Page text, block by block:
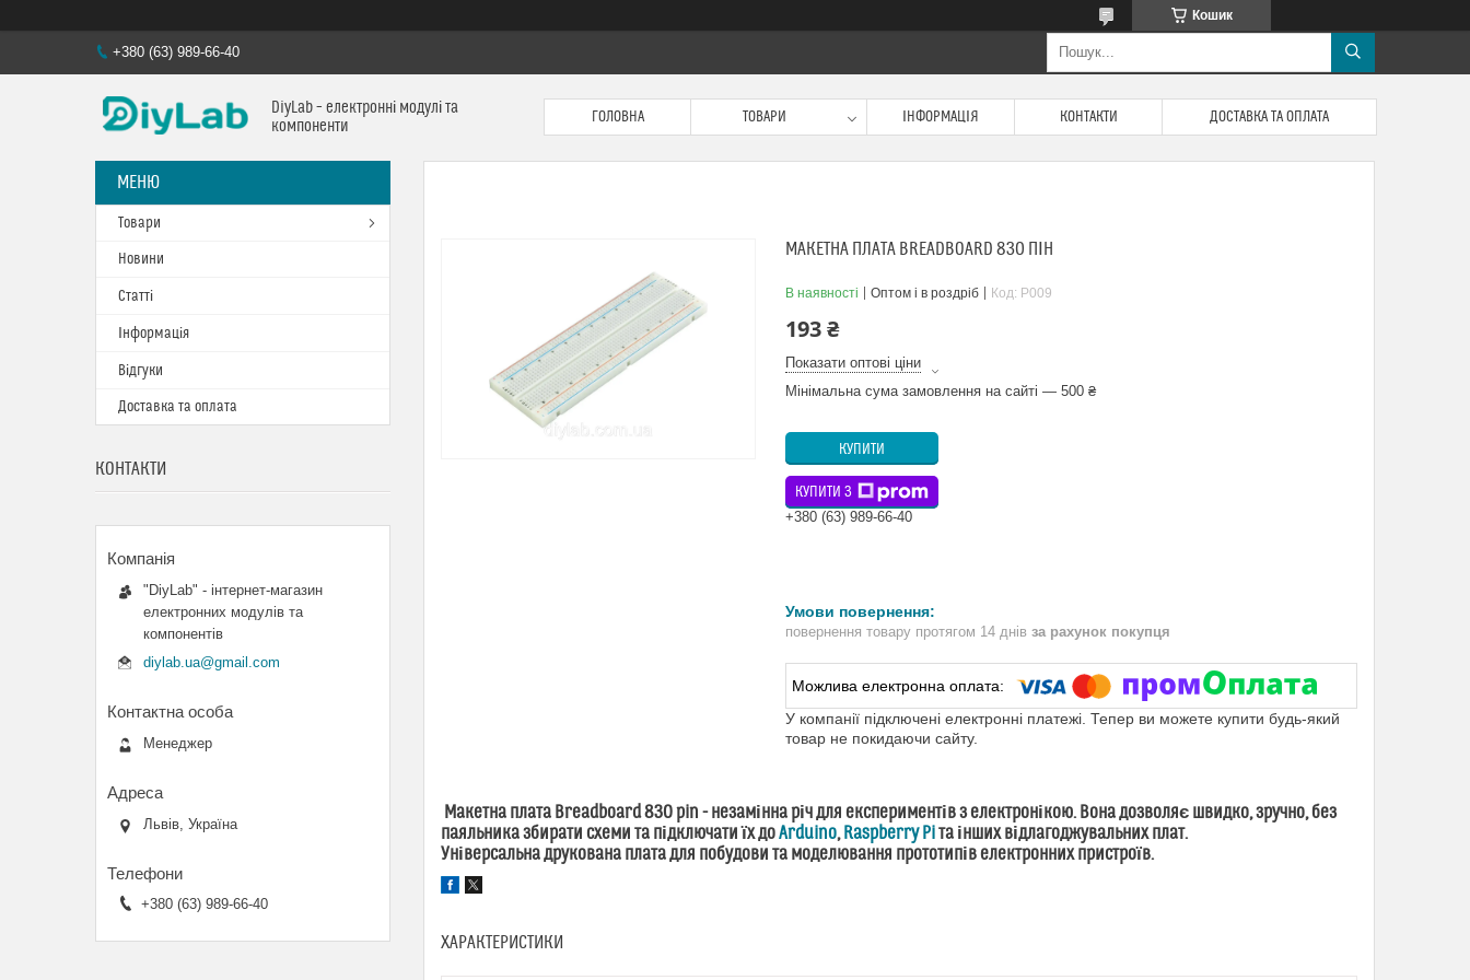
Кошик
+380 (63) 989-66-40
DiyLab – електронні модулі та
компоненти
ГОЛОВНА ТОВАРИ ІНФОРМАЦІЯ КОНТАКТИ ДОСТАВКА ТА ОПЛАТА
МАКЕТНА ПЛАТА BREADBOARD 830 ПІН
В наявності Оптом і в роздріб Код: P009
193 ₴
Показати оптові ціни
Мінімальна сума замовлення на сайті — 500 ₴
КУПИТИ
КУПИТИ З
+380 (63) 989-66-40
повернення товару протягом 14 днів за рахунок покупця
У компанії підключені електронні платежі. Тепер ви можете купити будь-який
товар не покидаючи сайту.
Макетна плата Breadboard 830 pin - незамінна річ для експериментів з електронікою. Вона дозволяє швидко, зручно, без
паяльника збирати схеми та підключати їх доArduino,Raspberry Piта інших відлагоджувальних плат.
Універсальна друкована плата для побудови та моделювання прототипів електронних пристроїв.
ХАРАКТЕРИСТИКИ
Товари
Новини
Статті
Інформація
Відгуки
Доставка та оплата
КОНТАКТИ
"DiyLab" - інтернет-магазин
електронних модулів та
компонентів
diylab.ua@gmail.com
Менеджер
Львів, Україна
+380 (63) 989-66-40